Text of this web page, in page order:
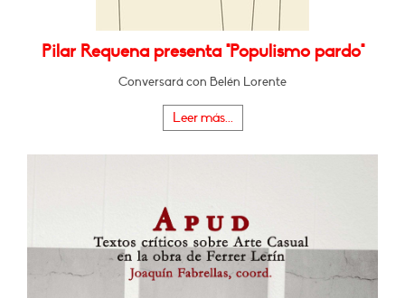
Pilar Requena presenta "Populismo pardo"
Conversará con Belén Lorente
Leer más...